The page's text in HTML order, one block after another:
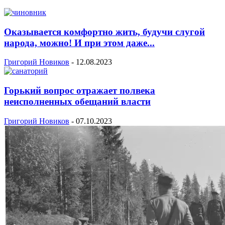
Оказывается комфортно жить, будучи слугой
народа, можно! И при этом даже...
Григорий Новиков - 12.08.2023
Горький вопрос отражает полвека
неисполненных обещаний власти
Григорий Новиков - 07.10.2023